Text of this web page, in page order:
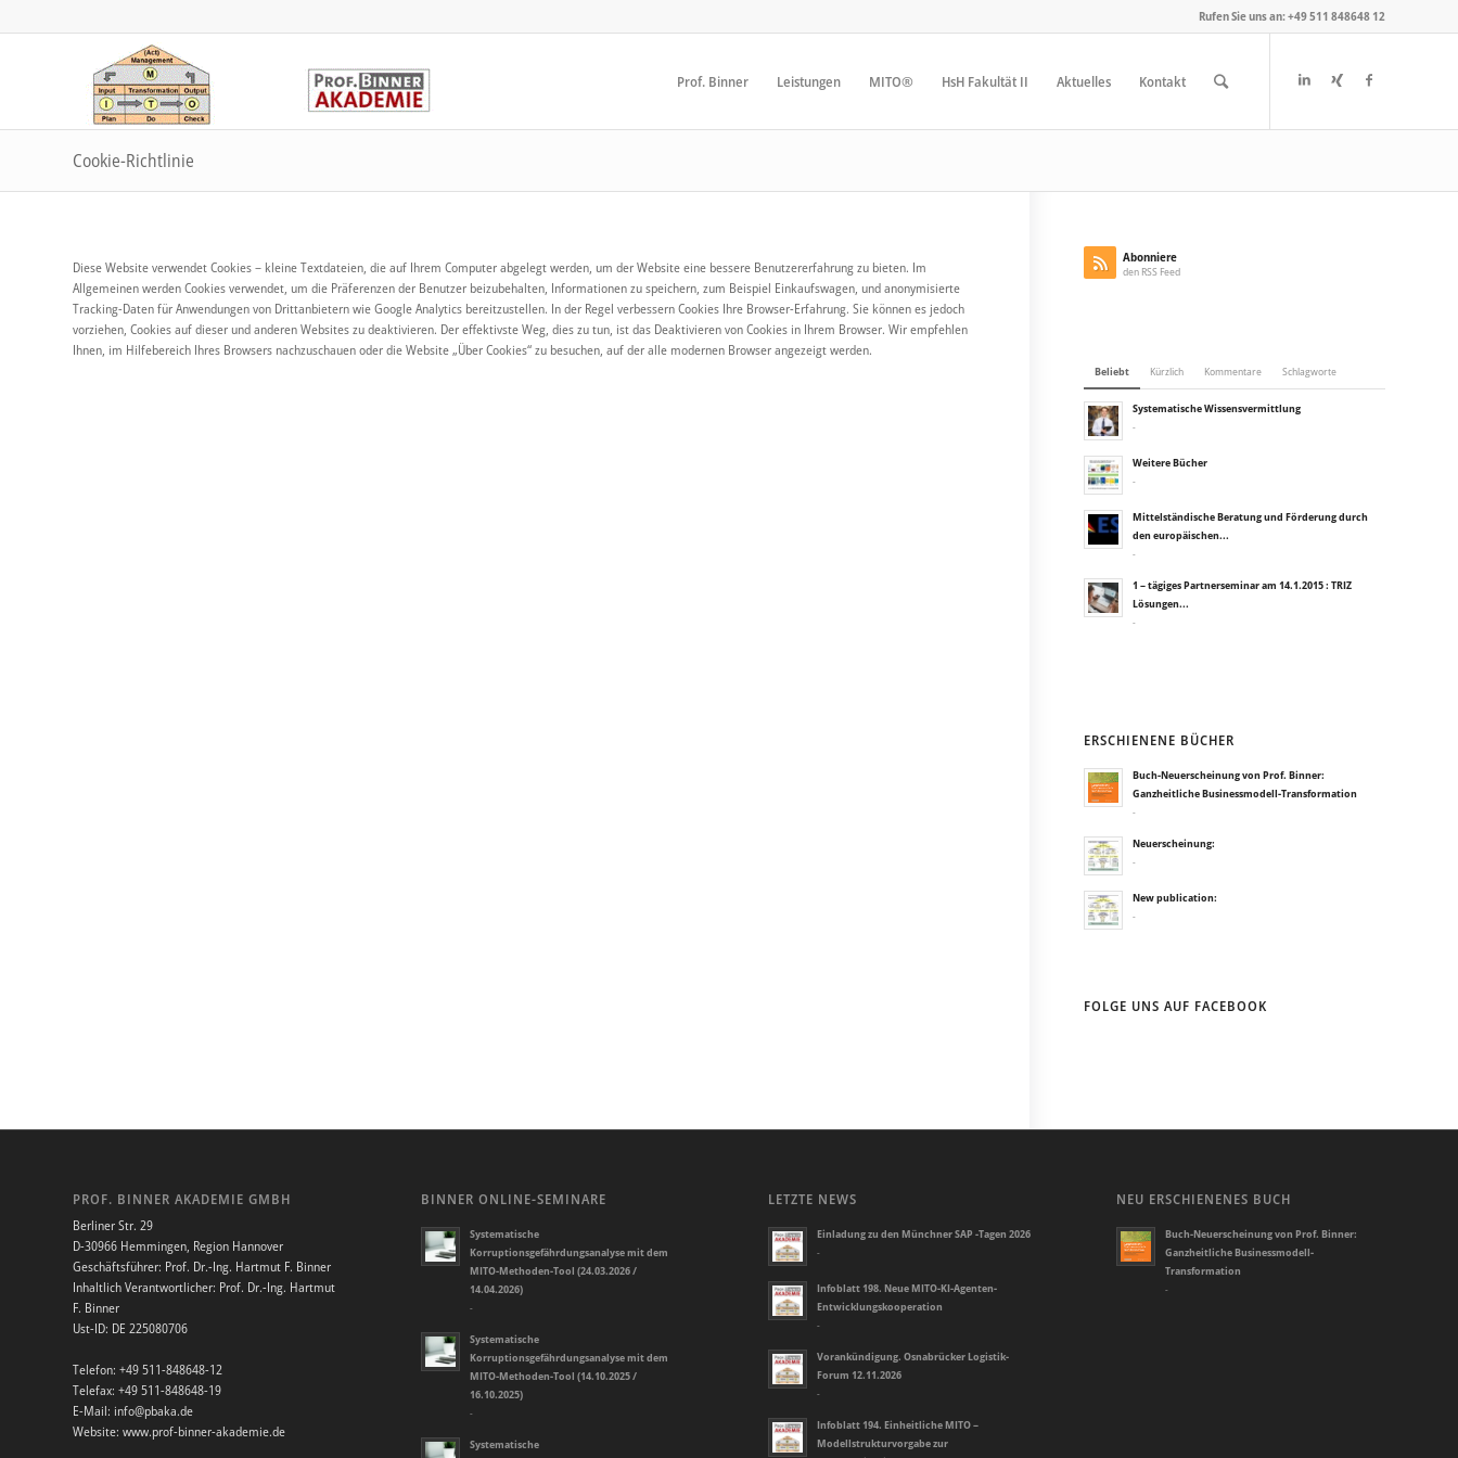
Rufen Sie uns an: +49 511 848648 12
Prof. Binner Leistungen MITO® HsH Fakultät II Aktuelles Kontakt
Cookie-Richtlinie
Diese Website verwendet Cookies – kleine Textdateien, die auf Ihrem Computer abgelegt werden, um der Website eine bessere Benutzererfahrung zu bieten. Im
Allgemeinen werden Cookies verwendet, um die Präferenzen der Benutzer beizubehalten, Informationen zu speichern, zum Beispiel Einkaufswagen, und anonymisierte
Tracking-Daten für Anwendungen von Drittanbietern wie Google Analytics bereitzustellen. In der Regel verbessern Cookies Ihre Browser-Erfahrung. Sie können es jedoch
vorziehen, Cookies auf dieser und anderen Websites zu deaktivieren. Der effektivste Weg, dies zu tun, ist das Deaktivieren von Cookies in Ihrem Browser. Wir empfehlen
Ihnen, im Hilfebereich Ihres Browsers nachzuschauen oder die Website „Über Cookies“ zu besuchen, auf der alle modernen Browser angezeigt werden.
Abonniere
den RSS Feed
Beliebt Kürzlich Kommentare Schlagworte
Systematische Wissensvermittlung
-
Weitere Bücher
-
Mittelständische Beratung und Förderung durch
den europäischen...
-
1 – tägiges Partnerseminar am 14.1.2015 : TRIZ
Lösungen...
-
ERSCHIENENE BÜCHER
Buch-Neuerscheinung von Prof. Binner:
Ganzheitliche Businessmodell-Transformation
-
Neuerscheinung:
-
New publication:
-
FOLGE UNS AUF FACEBOOK
PROF. BINNER AKADEMIE GMBH
Berliner Str. 29
D-30966 Hemmingen, Region Hannover
Geschäftsführer: Prof. Dr.-Ing. Hartmut F. Binner
Inhaltlich Verantwortlicher: Prof. Dr.-Ing. Hartmut
F. Binner
Ust-ID: DE 225080706
Telefon: +49 511-848648-12
Telefax: +49 511-848648-19
E-Mail: info@pbaka.de
Website: www.prof-binner-akademie.de
BINNER ONLINE-SEMINARE
Systematische
Korruptionsgefährdungsanalyse mit dem
MITO-Methoden-Tool (24.03.2026 /
14.04.2026)
-
Systematische
Korruptionsgefährdungsanalyse mit dem
MITO-Methoden-Tool (14.10.2025 /
16.10.2025)
-
Systematische
LETZTE NEWS
Einladung zu den Münchner SAP -Tagen 2026
-
Infoblatt 198. Neue MITO-KI-Agenten-
Entwicklungskooperation
-
Vorankündigung. Osnabrücker Logistik-
Forum 12.11.2026
-
Infoblatt 194. Einheitliche MITO –
Modellstrukturvorgabe zur
NEU ERSCHIENENES BUCH
Buch-Neuerscheinung von Prof. Binner:
Ganzheitliche Businessmodell-
Transformation
-